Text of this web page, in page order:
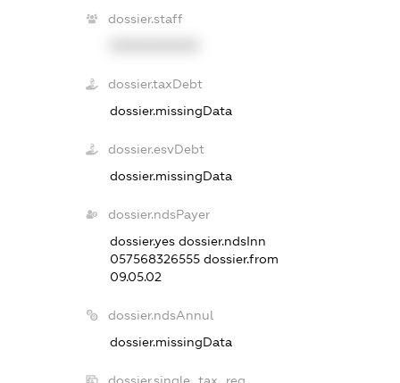
dossier.staff
dossier.taxDebt
dossier.missingData
dossier.esvDebt
dossier.missingData
dossier.ndsPayer
dossier.yes dossier.ndsInn
057568326555 dossier.from
09.05.02
dossier.ndsAnnul
dossier.missingData